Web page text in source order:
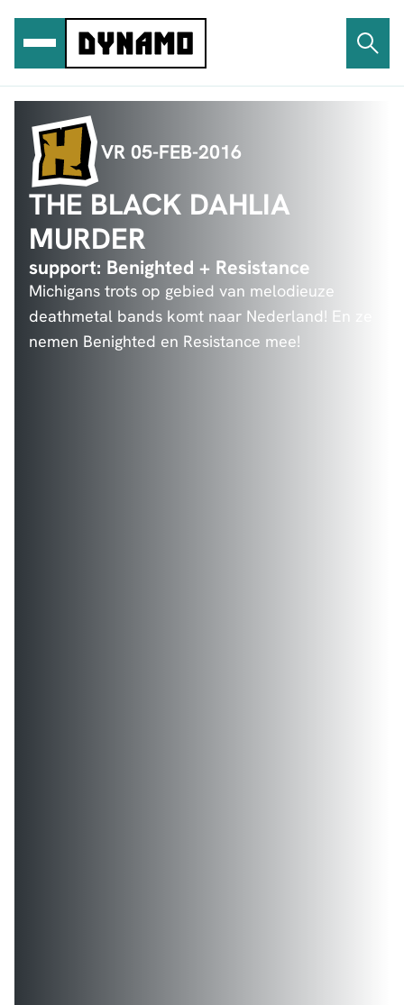
inhoud
VR 05-FEB-2016
THE BLACK DAHLIA
MURDER
support: Benighted + Resistance
Michigans trots op gebied van melodieuze
deathmetal bands komt naar Nederland! En ze
nemen Benighted en Resistance mee!